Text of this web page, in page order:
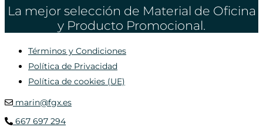
La mejor selección de Material de Oficina
y Producto Promocional.
Términos y Condiciones
Política de Privacidad
Política de cookies (UE)
marin@fgx.es
667 697 294